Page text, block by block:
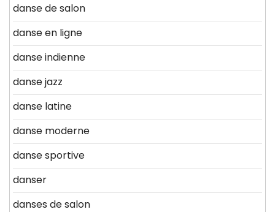
danse de salon
danse en ligne
danse indienne
danse jazz
danse latine
danse moderne
danse sportive
danser
danses de salon